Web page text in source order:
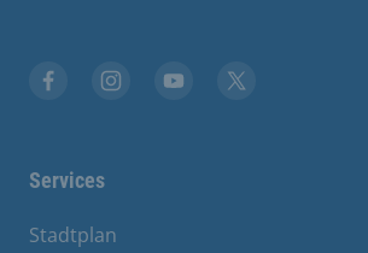
Services
Stadtplan